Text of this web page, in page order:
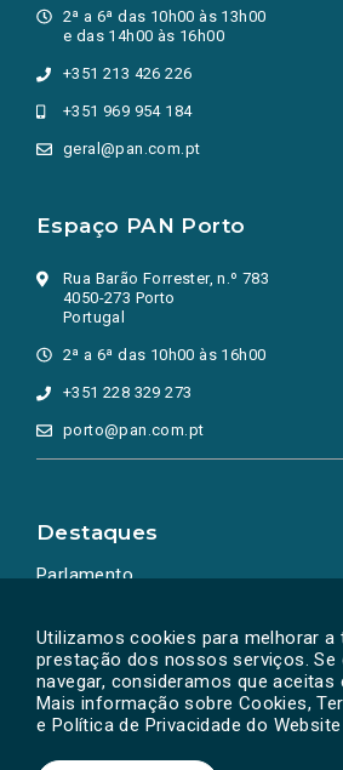
Utilizamos cookies para melhorar a
prestação dos nossos serviços. Se
navegar, consideramos que aceitas
Mais informação sobre Cookies,
e Política de Privacidade do Website
2ª a 6ª das 10h00 às 13h00
e das 14h00 às 16h00
+351 213 426 226
+351 969 954 184
geral@pan.com.pt
Espaço PAN Porto
Rua Barão Forrester, n.º 783
4050-273 Porto
Portugal
2ª a 6ª das 10h00 às 16h00
+351 228 329 273
porto@pan.com.pt
Destaques
Parlamento